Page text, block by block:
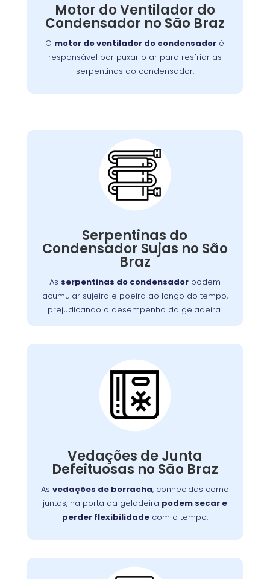
Motor do Ventilador do
Condensador no São Braz
O motor do ventilador do condensador é
responsável por puxar o ar para resfriar as
serpentinas do condensador.
superaquecer,
comprometendo a eficiência
do resfriamento da geladeira
. Nossa equipe
Serpentinas do
Condensador Sujas no São
Braz
As serpentinas do condensadorpodem
acumular sujeira e poeira ao longo do tempo,
prejudicando o desempenho da geladeira.
Serpentinas do
Condensador Sujas:
limpeza regular
, mas se negligenciado, pode
exigir um serviço mais detalhado para
restaurar o funcionamento adequado do
Vedações de Junta
Defeituosas no São Braz
As vedações de borracha, conhecidas como
juntas, na porta da geladeira podem secar e
perder flexibilidadecom o tempo.
Vedações de Junta
Defeituosa:
Se o seu aparelho apresenta problemas como
equipe está preparada para consertá-lo com
eficiência, garantindo sua funcionalidade no
dia a dia.